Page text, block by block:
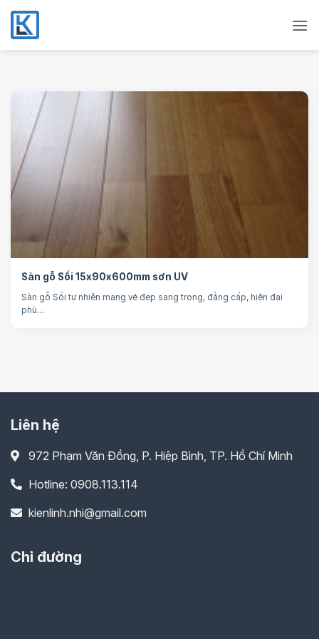
Bỏ
qua
nội
Sàn gỗ Sồi 15x90x600mm sơn UV
Sàn gỗ Sồi tự nhiên mang vẻ đẹp sang trọng, đẳng cấp, hiện đại
phù...
Liên hệ
972 Phạm Văn Đồng, P. Hiệp Bình, TP. Hồ Chí Minh
Hotline: 0908.113.114
kienlinh.nhi@gmail.com
Chỉ đường